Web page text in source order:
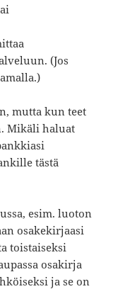
(Jos
mutta kun teet
Mikäli haluat
tästä
esim. luoton
osakekirjaasi
toistaiseksi
osakirja
ja se on